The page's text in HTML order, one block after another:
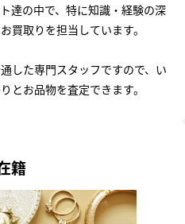
達の中で、特に知識・経験の深
買取りを担当しています。
した専門スタッフですので、い
とお品物を査定できます。
籍